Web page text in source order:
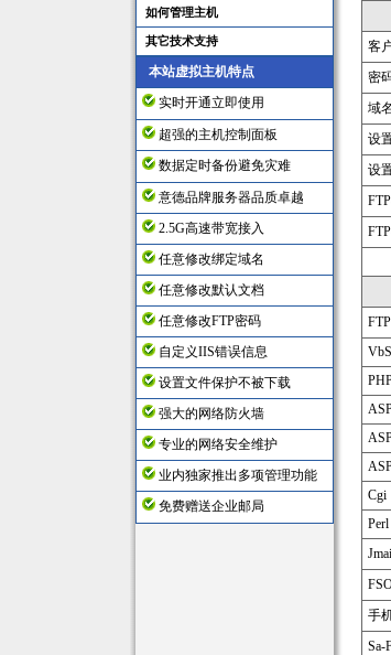
如何管理主机
其它技术支持
本站虚拟主机特点
实时开通立即使用
超强的主机控制面板
数据定时备份避免灾难
意德品牌服务器品质卓越
2.5G高速带宽接入
任意修改绑定域名
任意修改默认文档
任意修改FTP密码
自定义IIS错误信息
设置文件保护不被下载
强大的网络防火墙
专业的网络安全维护
业内独家推出多项管理功能
免费赠送企业邮局
客
密
域
设
设
Cgi
Perl
手
Sa-